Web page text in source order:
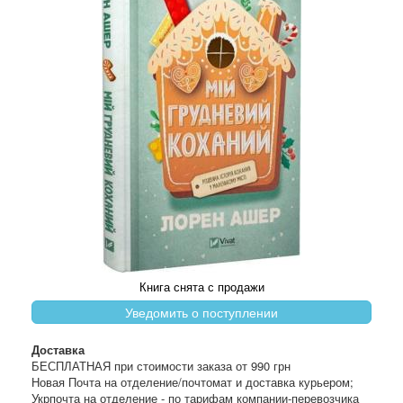
Книга снята с продажи
Уведомить о поступлении
Доставка
БЕСПЛАТНАЯ при стоимости заказа от 990 грн
Новая Почта на отделение/почтомат и доставка курьером;
Укрпочта на отделение - по тарифам компании-перевозчика